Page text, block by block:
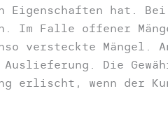
hat.
Im Falle offener
versteckte
Auslieferung. Die
erlischt, wenn der